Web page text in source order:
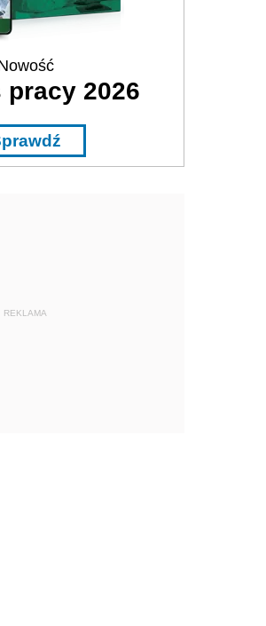
pracy 2026
REKLAMA